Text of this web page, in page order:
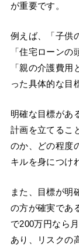
が重要です。
例えば、「子供
「住宅ローンの
「親の介護費
った具体的な目
明確な目標があ
計画を立てるこ
のか、どの程度
キルを身につけ
また、目標が明
の方が確実であ
で200万円なら
あり、リスクの